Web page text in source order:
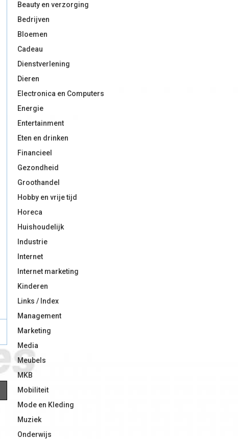
Beauty en verzorging
Bedrijven
Bloemen
Cadeau
Dienstverlening
Dieren
Electronica en Computers
Energie
Entertainment
Eten en drinken
Financieel
Gezondheid
Groothandel
Hobby en vrije tijd
Horeca
Huishoudelijk
Industrie
Internet
Internet marketing
Kinderen
Links / Index
Management
Marketing
Media
Meubels
MKB
Mobiliteit
Mode en Kleding
Muziek
Onderwijs